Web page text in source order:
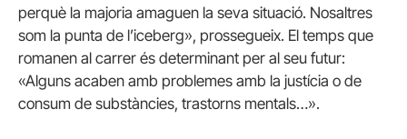
perquè la majoria amaguen la seva situació. Nosaltres
som la punta de l’iceberg», prossegueix. El temps que
romanen al carrer és determinant per al seu futur:
«Alguns acaben amb problemes amb la justícia o de
consum de substàncies, trastorns mentals…».